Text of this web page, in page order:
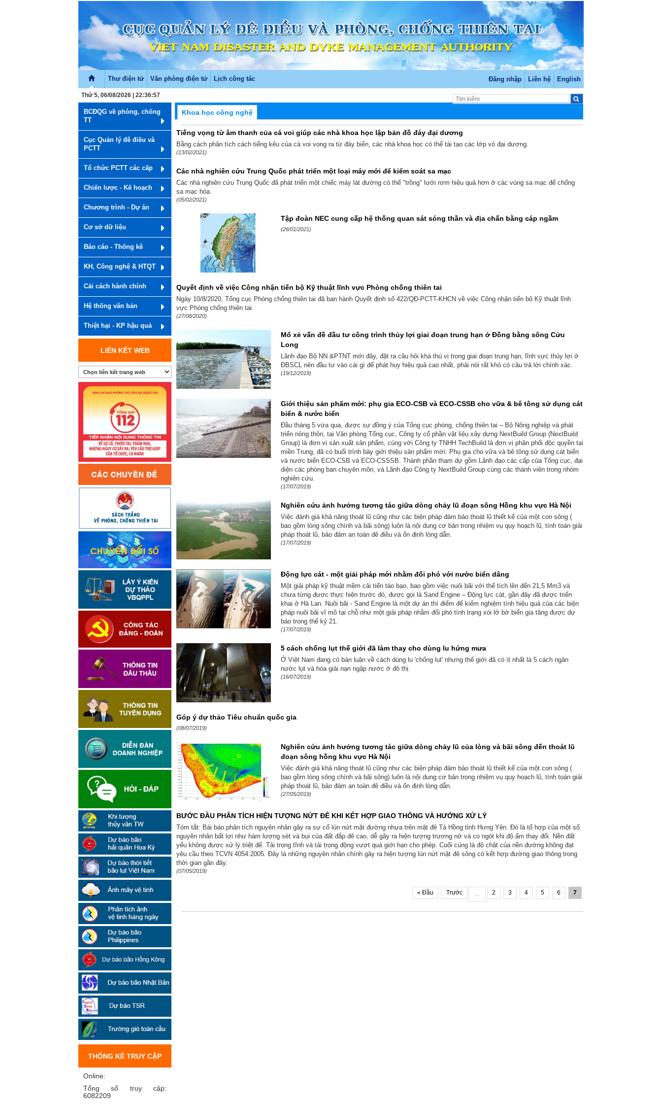
Thư điện tử Văn phòng điện tử Lịch công tác Đăng nhập Liên hệ English
Thứ 5, 06/08/2026 | 22:36:57
BCĐQG về phòng, chống
TT
Cục Quản lý đê điều và
PCTT
Tổ chức PCTT các cấp
Chiến lược - Kế hoạch
Chương trình - Dự án
Cơ sở dữ liệu
Báo cáo - Thống kê
KH, Công nghệ & HTQT
Cải cách hành chính
Hệ thống văn bản
Thiệt hại - KP hậu quả
LIÊN KẾT WEB
THỐNG KÊ TRUY CẬP
Online:
Tổng số truy cập:
6082209
Khoa học công nghệ
Tiếng vọng từ âm thanh của cá voi giúp các nhà khoa học lập bản đồ đáy đại dương
Bằng cách phân tích cách tiếng kêu của cá voi vọng ra từ đáy biển, các nhà khoa học có thể tái tạo các lớp vỏ đại dương.
(13/02/2021)
Các nhà nghiên cứu Trung Quốc phát triển một loại máy mới để kiểm soát sa mạc
Các nhà nghiên cứu Trung Quốc đã phát triển một chiếc máy lát đường có thể "trồng" lưới rơm hiệu quả hơn ở các vùng sa mạc để chống
sa mạc hóa.
(05/02/2021)
Tập đoàn NEC cung cấp hệ thống quan sát sóng thần và địa chấn bằng cáp ngầm
(26/01/2021)
Quyết định về việc Công nhận tiến bộ Kỹ thuật lĩnh vực Phòng chống thiên tai
Ngày 10/8/2020, Tổng cục Phòng chống thiên tai đã ban hành Quyết định số 422/QĐ-PCTT-KHCN về việc Công nhận tiến bộ Kỹ thuật lĩnh
vực Phòng chống thiên tai.
(27/08/2020)
Mổ xẻ vấn đề đầu tư công trình thủy lợi giai đoạn trung hạn ở Đồng bằng sông Cửu
Long
Lãnh đạo Bộ NN &PTNT mới đây, đặt ra câu hỏi khá thú vị trong giai đoạn trung hạn, lĩnh vực thủy lợi ở
ĐBSCL nên đầu tư vào cái gì để phát huy hiệu quả cao nhất, phải nói rất khó có câu trả lời chính xác.
(19/12/2019)
Giới thiệu sản phẩm mới: phụ gia ECO-CSB và ECO-CSSB cho vữa & bê tông sử dụng cát
biển & nước biển
Đầu tháng 5 vừa qua, được sự đồng ý của Tổng cục phòng, chống thiên tai – Bộ Nông nghiệp và phát
triển nông thôn, tại Văn phòng Tổng cục, Công ty cổ phần vật liệu xây dựng NextBuild Group (NextBuild
Group) là đơn vị sản xuất sản phẩm, cùng với Công ty TNHH TechBuild là đơn vị phân phối độc quyền tại
miền Trung, đã có buổi trình bày giới thiệu sản phẩm mới: Phụ gia cho vữa và bê tông sử dụng cát biển
và nước biển ECO-CSB và ECO-CSSSB. Thành phần tham dự gồm Lãnh đạo các cấp của Tổng cục, đại
diện các phòng ban chuyên môn, và Lãnh đạo Công ty NextBuild Group cùng các thành viên trong nhóm
nghiên cứu.
(17/07/2019)
Nghiên cứu ảnh hưởng tương tác giữa dòng chảy lũ đoạn sông Hồng khu vực Hà Nội
Việc đánh giá khả năng thoát lũ cũng như các biện pháp đảm bảo thoát lũ thiết kế của một con sông (
bao gồm lòng sông chính và bãi sông) luôn là nội dung cơ bản trong nhiệm vụ quy hoạch lũ, tính toán giải
pháp thoát lũ, bảo đảm an toàn đê điều và ổn định lòng dẫn.
(17/07/2019)
Động lực cát - một giải pháp mới nhằm đối phó với nước biển dâng
Một giải pháp kỹ thuật mềm cải tiến táo bạo, bao gồm việc nuôi bãi với thể tích lên đến 21,5 Mm3 và
chưa từng được thực hiện trước đó, được gọi là Sand Engine – Động lực cát, gần đây đã được triển
khai ở Hà Lan. Nuôi bãi - Sand Engine là một dự án thí điểm để kiểm nghiệm tính hiệu quả của các biện
pháp nuôi bãi vĩ mô tại chỗ như một giải pháp nhằm đối phó tình trạng xói lở bờ biển gia tăng được dự
báo trong thế kỷ 21.
(17/07/2019)
5 cách chống lụt thế giới đã làm thay cho dùng lu hứng mưa
Ở Việt Nam đang có bàn luận về cách dùng lu 'chống lụt' nhưng thế giới đã có ít nhất là 5 cách ngăn
nước lụt và hóa giải nạn ngập nước ở đô thị.
(16/07/2019)
Góp ý dự thảo Tiêu chuẩn quốc gia
(08/07/2019)
Nghiên cứu ảnh hưởng tương tác giữa dòng chảy lũ của lòng và bãi sông đến thoát lũ
đoạn sông hồng khu vực Hà Nội
Việc đánh giá khả năng thoát lũ cũng như các biện pháp đảm bảo thoát lũ thiết kế của một con sông (
bao gồm lòng sông chính và bãi sông) luôn là nội dung cơ bản trong nhiệm vụ quy hoạch lũ, tính toán giải
pháp thoát lũ, bảo đảm an toàn đê điều và ổn định lòng dẫn.
(27/05/2019)
BƯỚC ĐẦU PHÂN TÍCH HIỆN TƯỢNG NỨT ĐÊ KHI KẾT HỢP GIAO THÔNG VÀ HƯỚNG XỬ LÝ
Tóm tắt: Bài báo phân tích nguyên nhân gây ra sự cố lún nứt mặt đường nhựa trên mặt đê Tả Hồng tỉnh Hưng Yên. Đó là tổ hợp của một số
nguyên nhân bất lợi như hàm lượng sét và bụi của đất đắp đê cao, dễ gây ra hiện tượng trương nở và co ngót khi độ ẩm thay đổi. Nền đất
yếu không được xử lý triệt để. Tải trọng tĩnh và tải trọng động vượt quá giới hạn cho phép. Cuối cùng là độ chặt của nền đường không đạt
yêu cầu theo TCVN 4054:2005. Đây là những nguyên nhân chính gây ra hiện tượng lún nứt mặt đê sông có kết hợp đường giao thông trong
thời gian gần đây.
(07/05/2019)
« Đầu Trước ... 2 3 4 5 6 7